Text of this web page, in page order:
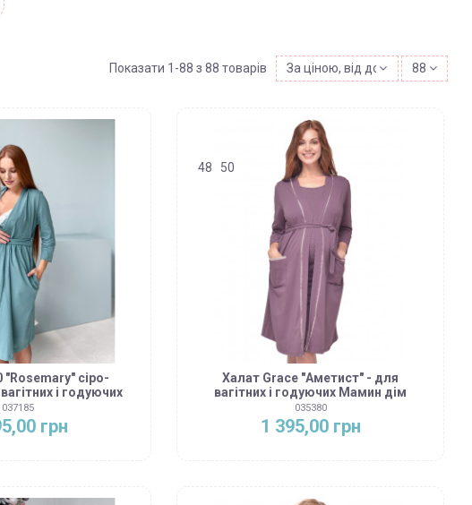
Показати 1-88 з 88 товарів За ціною, від дорожчих
88
"Rosemary" сіро-
і годуючих
037185
грн
Халат Grace "Аметист" - для
вагітних і годуючих Мамин дім
035380
1 395,00 грн
48 50